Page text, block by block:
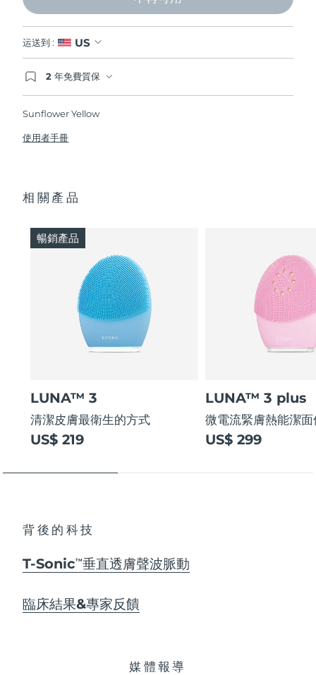
运送到 : US
2 年免費質保
Sunflower Yellow
使用者手冊
相關產品
LUNA™ 3
清潔皮膚最衛生的方式
US$ 219
暢銷產品
LUNA™ 3 plus
微電流緊膚熱能潔面
US$ 299
背後的科技
T-SonicTM 垂直透膚聲波脈動
臨床結果&專家反饋
媒體報導